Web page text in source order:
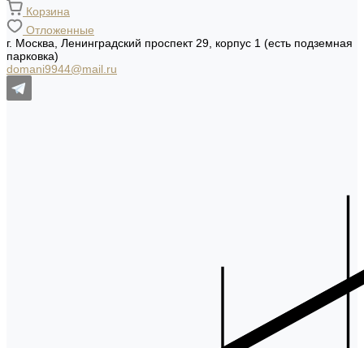
Корзина
Отложенные
г. Москва, Ленинградский проспект 29, корпус 1 (есть подземная
парковка)
domani9944@mail.ru